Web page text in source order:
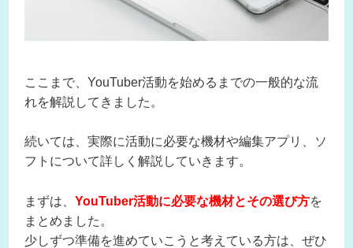
ここまで、YouTuber活動を始めるまでの一般的な流
れを解説してきました。
続いては、実際に活動に必要な機材や編集アプリ、ソ
フトについて詳しく解説していきます。
まずは、 YouTuber活動に必要な機材とその選び方を
まとめました。
少しずつ準備を進めていこうと考えている方は、ぜひ